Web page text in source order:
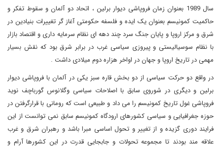
سال 1989 بعنوان زمان فروپاشی دیوار برلین ، اتحاد دو آلمان و سقوط تفکر و
حاکمیت کمونیسم بعنوان یک ایده و فلسفه حکومتی آغاز گر تغییرات بنیادین در
شرق و مرکز اروپا و پایان جنگ سرد چند دهه ای نظام سرمایه داری و اقتصاد بازار
با نظام سوسیالیستی و پیروزی سیاسی غرب در برابر شرق بود که نقش بسیار
مهمی در تاریخ اروپا و جهان در اواخر هزاره دوم میلادی داشت .
در واقع دو حرکت سیاسی از دو بخش قاره سبز یکی در آلمان با فروپاشی دیوار
برلین و دیگری در شوروی سابق با اصلاحات سیاسی وگلانوس گورباچف نوید
فروپاشی غول تاریخ کمونیسم را می داد و طبیعی است که رومانی با قرارگرفتن در
حوزه جغرافیایی و سیاسی کشورهای ارودگاه کمونیسم سابق نمی توانست از این
فرایند دوری گزیده و از تغییر و تحول اساسی مبرا باشد و رهبران شرق و غرب
علاقه مند بودند تا مجموعه تحولات و جابجایی قدرت در این کشورها آرام و